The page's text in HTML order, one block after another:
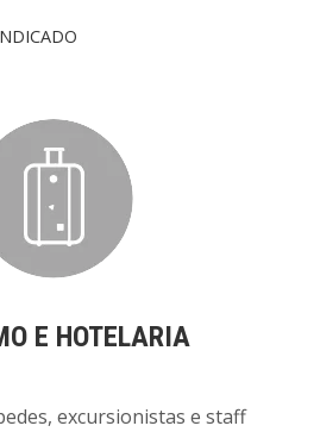
E HOTELARIA
excursionistas e staff